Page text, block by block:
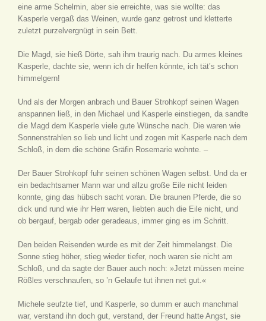
eine arme Schelmin, aber sie erreichte, was sie wollte: das
Kasperle vergaß das Weinen, wurde ganz getrost und kletterte
zuletzt purzelvergnügt in sein Bett.
Die Magd, sie hieß Dörte, sah ihm traurig nach. Du armes kleines
Kasperle, dachte sie, wenn ich dir helfen könnte, ich tät’s schon
himmelgern!
Und als der Morgen anbrach und Bauer Strohkopf seinen Wagen
anspannen ließ, in den Michael und Kasperle einstiegen, da sandte
die Magd dem Kasperle viele gute Wünsche nach. Die waren wie
Sonnenstrahlen so lieb und licht und zogen mit Kasperle nach dem
Schloß, in dem die schöne Gräfin Rosemarie wohnte. –
Der Bauer Strohkopf fuhr seinen schönen Wagen selbst. Und da er
ein bedachtsamer Mann war und allzu große Eile nicht leiden
konnte, ging das hübsch sacht voran. Die braunen Pferde, die so
dick und rund wie ihr Herr waren, liebten auch die Eile nicht, und
ob bergauf, bergab oder geradeaus, immer ging es im Schritt.
Den beiden Reisenden wurde es mit der Zeit himmelangst. Die
Sonne stieg höher, stieg wieder tiefer, noch waren sie nicht am
Schloß, und da sagte der Bauer auch noch: »Jetzt müssen meine
Rößles verschnaufen, so ’n Gelaufe tut ihnen net gut.«
Michele seufzte tief, und Kasperle, so dumm er auch manchmal
war, verstand ihn doch gut, verstand, der Freund hatte Angst, sie